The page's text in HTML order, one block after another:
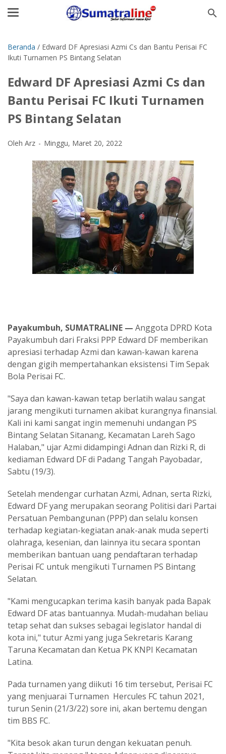
Beranda / Edward DF Apresiasi Azmi Cs dan Bantu Perisai FC
Ikuti Turnamen PS Bintang Selatan
Edward DF Apresiasi Azmi Cs dan
Bantu Perisai FC Ikuti Turnamen
PS Bintang Selatan
Oleh Arz Minggu, Maret 20, 2022
Payakumbuh, SUMATRALINE — Anggota DPRD Kota
Payakumbuh dari Fraksi PPP Edward DF memberikan
apresiasi terhadap Azmi dan kawan-kawan karena
dengan gigih mempertahankan eksistensi Tim Sepak
Bola Perisai FC.
"Saya dan kawan-kawan tetap berlatih walau sangat
jarang mengikuti turnamen akibat kurangnya finansial.
Kali ini kami sangat ingin memenuhi undangan PS
Bintang Selatan Sitanang, Kecamatan Lareh Sago
Halaban," ujar Azmi didampingi Adnan dan Rizki R, di
kediaman Edward DF di Padang Tangah Payobadar,
Sabtu (19/3).
Setelah mendengar curhatan Azmi, Adnan, serta Rizki,
Edward DF yang merupakan seorang Politisi dari Partai
Persatuan Pembangunan (PPP) dan selalu konsen
terhadap kegiatan-kegiatan anak-anak muda seperti
olahraga, kesenian, dan lainnya itu secara spontan
memberikan bantuan uang pendaftaran terhadap
Perisai FC untuk mengikuti Turnamen PS Bintang
Selatan.
"Kami mengucapkan terima kasih banyak pada Bapak
Edward DF atas bantuannya. Mudah-mudahan beliau
tetap sehat dan sukses sebagai legislator handal di
kota ini," tutur Azmi yang juga Sekretaris Karang
Taruna Kecamatan dan Ketua PK KNPI Kecamatan
Latina.
Pada turnamen yang diikuti 16 tim tersebut, Perisai FC
yang menjuarai Turnamen Hercules FC tahun 2021,
turun Senin (21/3/22) sore ini, akan bertemu dengan
tim BBS FC.
"Kita besok akan turun dengan kekuatan penuh.